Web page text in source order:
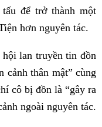
để trở thành một
hơn nguyên tác.
hội lan truyền tin đồn
cảnh thân mật” cùng
cô bị đồn là “gây ra
ngoài nguyên tác.